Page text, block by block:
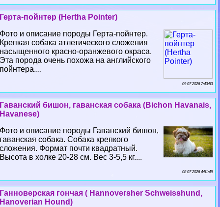
Герта-пойнтер (Hertha Pointer)
Фото и описание породы Герта-пойнтер.
Крепкая собака атлетического сложения
насыщенного красно-оранжевого окраса.
Эта порода очень похожа на английского
пойнтера....
09 07 2026 7:43:53
Гаванский бишон, гаванская собака (Bichon Havanais,
Havanese)
Фото и описание породы Гаванский бишон,
гаванская собака. Собака крепкого
сложения. Формат почти квадратный.
Высота в холке 20-28 см. Вес 3-5,5 кг....
08 07 2026 4:51:49
Ганноверская гончая ( Hannoversher Schweisshund,
Hanoverian Hound)